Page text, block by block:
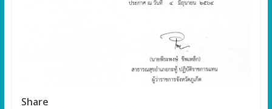
Share